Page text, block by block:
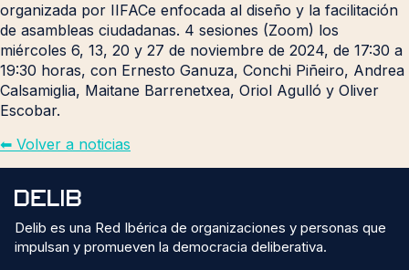
organizada por IIFACe enfocada al diseño y la facilitación
de asambleas ciudadanas. 4 sesiones (Zoom) los
miércoles 6, 13, 20 y 27 de noviembre de 2024, de 17:30 a
19:30 horas, con Ernesto Ganuza, Conchi Piñeiro, Andrea
Calsamiglia, Maitane Barrenetxea, Oriol Agulló y Oliver
Escobar.
⬅︎ Volver a noticias
Delib es una Red Ibérica de organizaciones y personas que
impulsan y promueven la democracia deliberativa.